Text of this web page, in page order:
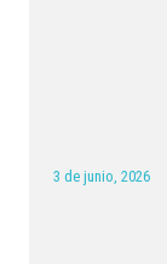
3 de junio, 2026